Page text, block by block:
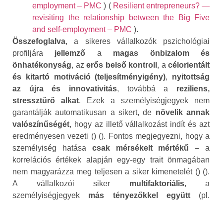
employment – PMC) (Resilient entrepreneurs? —
revisiting the relationship between the Big Five
and self-employment – PMC ).
Összefoglalva, a sikeres vállalkozók pszichológiai
profiljára jellemző a magas önbizalom és
önhatékonyság, az erős belső kontroll , a célorientált
és kitartó motiváció (teljesítményigény), nyitottság
az újra és innovativitás, továbbá a reziliens,
stressztűrő alkat. Ezek a személyiségjegyek nem
garantálják automatikusan a sikert, de növelik annak
valószínűségét, hogy az illető vállalkozást indít és azt
eredményesen vezeti () (). Fontos megjegyezni, hogy a
személyiség hatása csak mérsékelt mértékű – a
korrelációs értékek alapján egy-egy trait önmagában
nem magyarázza meg teljesen a siker kimenetelét () ().
A vállalkozói siker multifaktoriális, a
személyiségjegyek más tényezőkkel együtt(pl.